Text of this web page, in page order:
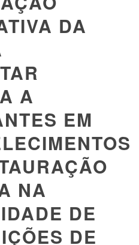
DA
A
EM
NA
DE
DE